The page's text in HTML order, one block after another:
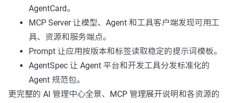
AgentCard。
MCP Server 让模型、Agent 和工具客户端发现可用工
具、资源和服务端点。
Prompt 让应用按版本和标签读取稳定的提示词模板。
AgentSpec 让 Agent 平台和开发工具分发标准化的
Agent 规范包。
更完整的 AI 管理中心全景、MCP 管理展开说明和各资源的